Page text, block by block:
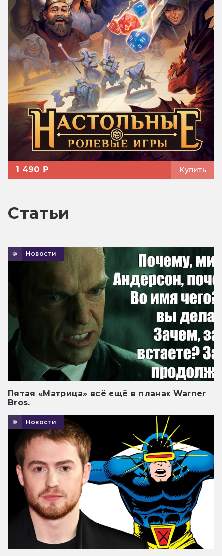
1 490 ₽ Купить
Статьи
Новости
Пятая «Матрица» всё ещё в планах Warner
Bros.
Новости